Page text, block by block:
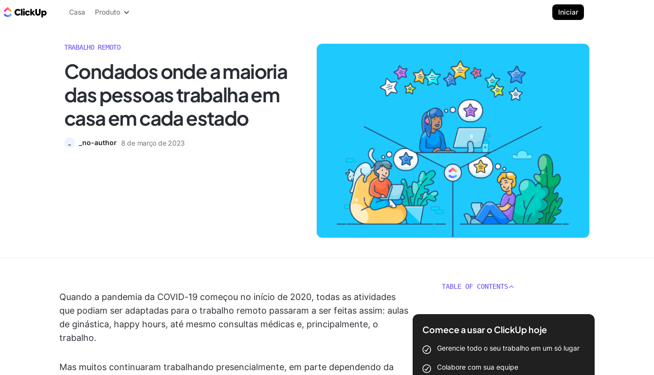
ClickUp Blogue
Casa Produto Iniciar
TRABALHO REMOTO
Condados onde a maioria
das pessoas trabalha em
casa em cada estado
_no-author 8 de março de 2023
Quando a pandemia da COVID-19 começou no início de 2020, todas as atividades
que podiam ser adaptadas para o trabalho remoto passaram a ser feitas assim: aulas
de ginástica, happy hours, até mesmo consultas médicas e, principalmente, o
trabalho.
Mas muitos continuaram trabalhando presencialmente, em parte dependendo da
TABLE OF CONTENTS
Comece a usar o ClickUp hoje
Gerencie todo o seu trabalho em um só lugar
Colabore com sua equipe